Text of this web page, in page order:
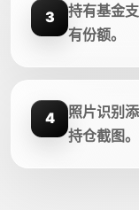
3
持有基金
有份额。
4
照片识别
持仓截图。